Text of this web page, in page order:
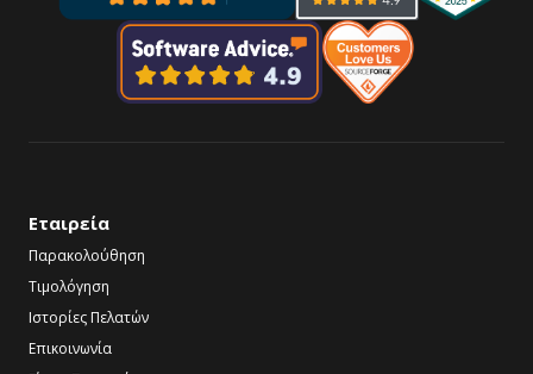
Εταιρεία
Παρακολούθηση
Τιμολόγηση
Ιστορίες Πελατών
Επικοινωνία